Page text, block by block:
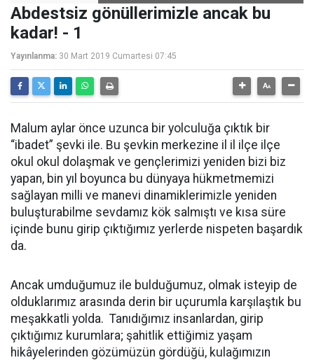
Abdestsiz gönüllerimizle ancak bu
kadar! - 1
Yayınlanma: 30 Mart 2019 Cumartesi 07:45
Malum aylar önce uzunca bir yolculuğa çıktık bir
“ibadet” şevki ile. Bu şevkin merkezine il il ilçe ilçe
okul okul dolaşmak ve gençlerimizi yeniden bizi biz
yapan, bin yıl boyunca bu dünyaya hükmetmemizi
sağlayan milli ve manevi dinamiklerimizle yeniden
buluşturabilme sevdamız kök salmıştı ve kısa süre
içinde bunu girip çıktığımız yerlerde nispeten başardık
da.
Ancak umduğumuz ile bulduğumuz, olmak isteyip de
olduklarımız arasında derin bir uçurumla karşılaştık bu
meşakkatli yolda. Tanıdığımız insanlardan, girip
çıktığımız kurumlara; şahitlik ettiğimiz yaşam
hikâyelerinden gözümüzün gördüğü, kulağımızın